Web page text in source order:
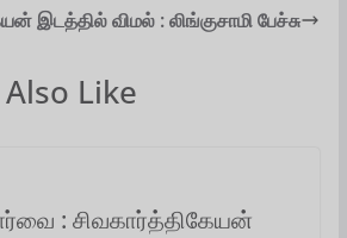
t
r
l
e
I
g
e
இடத்தில் விமல் : லிங்குசாமி பேச்சு
Like
: சிவகார்த்திகேயன்